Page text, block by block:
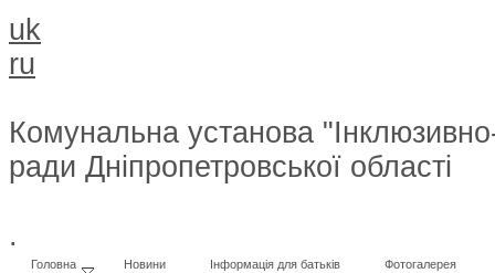
uk
ru
Комунальна установа
ради Дніпропетровської області
.
Головна Новини Інформація для батьків Фотогалерея